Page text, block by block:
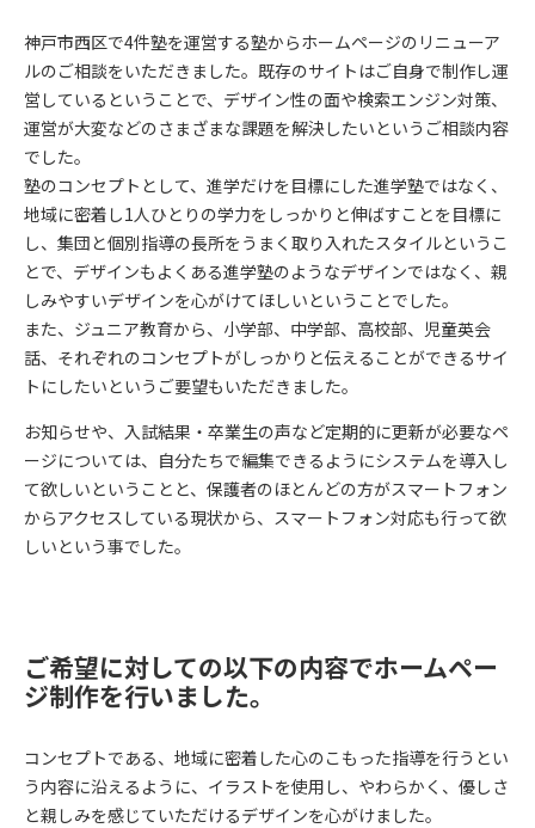
神戸市西区で4件塾を運営する塾からホームページのリニューア
ルのご相談をいただきました。既存のサイトはご自身で制作し運
営しているということで、デザイン性の面や検索エンジン対策、
運営が大変などのさまざまな課題を解決したいというご相談内容
でした。
塾のコンセプトとして、進学だけを目標にした進学塾ではなく、
地域に密着し1人ひとりの学力をしっかりと伸ばすことを目標に
し、集団と個別指導の長所をうまく取り入れたスタイルというこ
とで、デザインもよくある進学塾のようなデザインではなく、親
しみやすいデザインを心がけてほしいということでした。
また、ジュニア教育から、小学部、中学部、高校部、児童英会
話、それぞれのコンセプトがしっかりと伝えることができるサイ
トにしたいというご要望もいただきました。
お知らせや、入試結果・卒業生の声など定期的に更新が必要なペ
ージについては、自分たちで編集できるようにシステムを導入し
て欲しいということと、保護者のほとんどの方がスマートフォン
からアクセスしている現状から、スマートフォン対応も行って欲
しいという事でした。
ご希望に対しての以下の内容でホームペー
ジ制作を行いました。
コンセプトである、地域に密着した心のこもった指導を行うとい
う内容に沿えるように、イラストを使用し、やわらかく、優しさ
と親しみを感じていただけるデザインを心がけました。